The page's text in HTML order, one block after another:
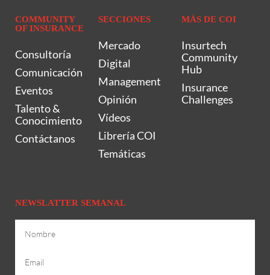
COMMUNITY
OF INSURANCE
Consultoría
Comunicación
Eventos
Talento &
Conocimiento
Contáctanos
SECCIONES
Mercado
Digital
Management
Opinión
Vídeos
Librería COI
Temáticas
MÁS DE COI
Insurtech
Community
Hub
Insurance
Challenges
NEWSLATTER SEMANAL